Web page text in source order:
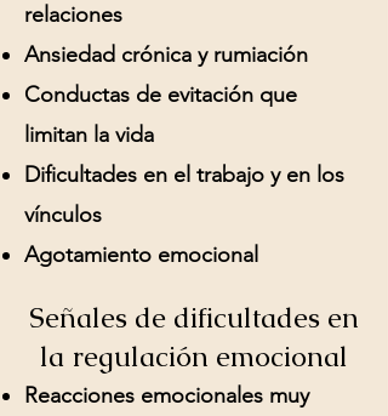
relaciones
Ansiedad crónica y rumiación
Conductas de evitación que
limitan la vida
Dificultades en el trabajo y en los
vínculos
Agotamiento emocional
Señales de dificultades en
la regulación emocional
Reacciones emocionales muy